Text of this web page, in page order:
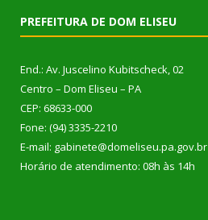
PREFEITURA DE DOM ELISEU
End.: Av. Juscelino Kubitscheck, 02
Centro – Dom Eliseu – PA
CEP: 68633-000
Fone: (94) 3335-2210
E-mail: gabinete@domeliseu.pa.gov.br
Horário de atendimento: 08h às 14h